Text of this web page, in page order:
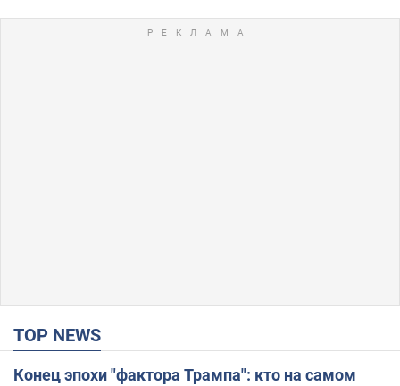
TOP NEWS
Конец эпохи "фактора Трампа": кто на самом